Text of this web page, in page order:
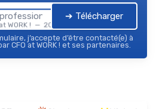
WORK ! — 2026
➔ Télécharger
j’accepte d’être contacté(e) à
CFO at WORK ! et ses partenaires.